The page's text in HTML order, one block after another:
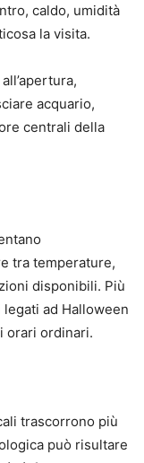
caldo, umidità
la visita.
acquario,
centrali della
tra temperature,
disponibili. Più
ad Halloween
orari ordinari.
trascorrono più
può risultare